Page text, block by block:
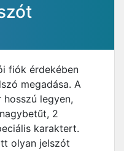
fiók érdekében
megadása. A
legyen,
2
karaktert.
olyan jelszót